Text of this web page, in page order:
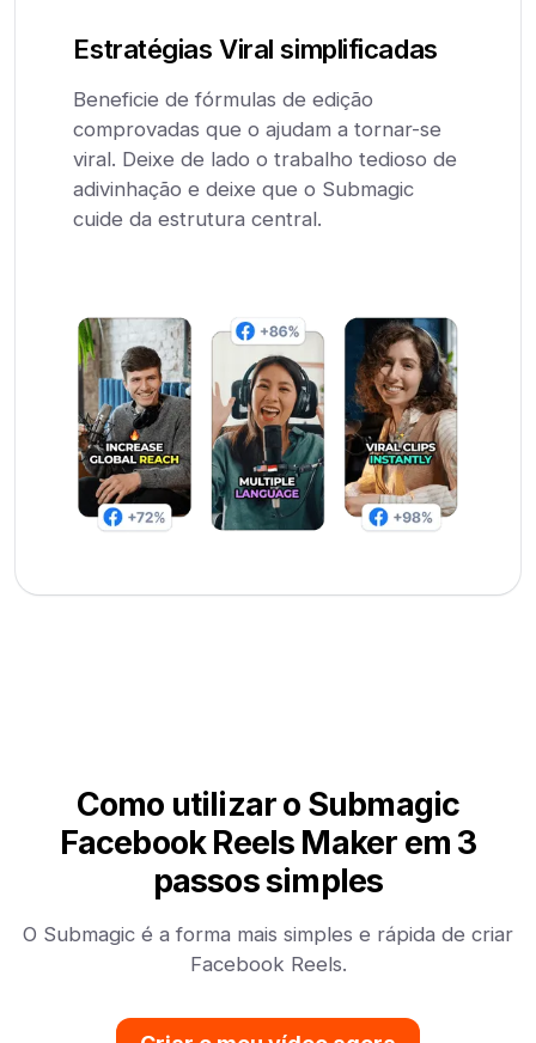
Estratégias Viral simplificadas
Beneficie de fórmulas de edição
comprovadas que o ajudam a tornar-se
viral. Deixe de lado o trabalho tedioso de
adivinhação e deixe que o Submagic
cuide da estrutura central.
Como utilizar o Submagic
Facebook Reels Maker em 3
passos simples
O Submagic é a forma mais simples e rápida de criar
Facebook Reels.